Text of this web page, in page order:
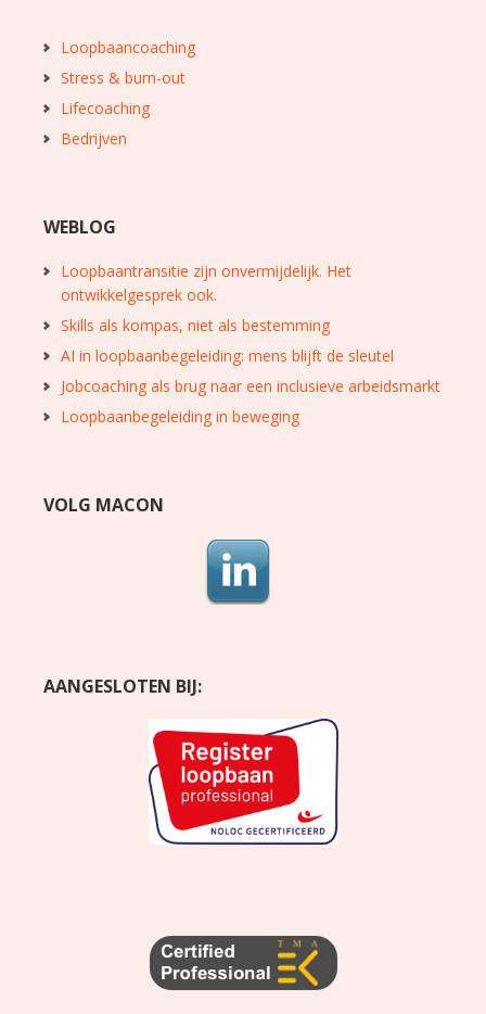
Loopbaancoaching
Stress & burn-out
Lifecoaching
Bedrijven
WEBLOG
Loopbaantransitie zijn onvermijdelijk. Het
ontwikkelgesprek ook.
Skills als kompas, niet als bestemming
AI in loopbaanbegeleiding: mens blijft de sleutel
Jobcoaching als brug naar een inclusieve arbeidsmarkt
Loopbaanbegeleiding in beweging
VOLG MACON
AANGESLOTEN BIJ: